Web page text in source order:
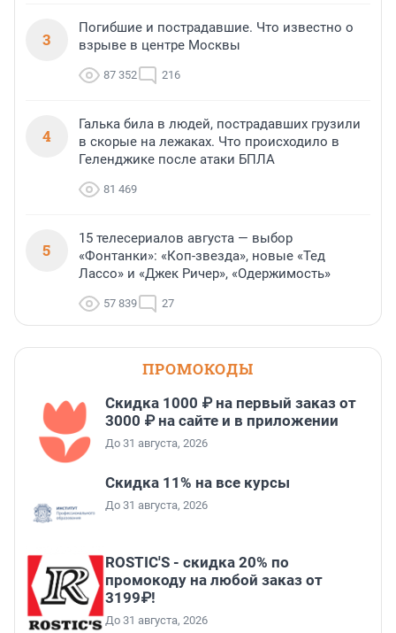
3
Погибшие и пострадавшие. Что известно о
взрыве в центре Москвы
87 352 216
4
Галька била в людей, пострадавших грузили
в скорые на лежаках. Что происходило в
Геленджике после атаки БПЛА
81 469
5
15 телесериалов августа — выбор
«Фонтанки»: «Коп-звезда», новые «Тед
Лассо» и «Джек Ричер», «Одержимость»
57 839 27
ПРОМОКОДЫ
Скидка 1000 ₽ на первый заказ от
3000 ₽ на сайте и в приложении
До 31 августа, 2026
Скидка 11% на все курсы
До 31 августа, 2026
ROSTIC'S - скидка 20% по
промокоду на любой заказ от
3199₽!
До 31 августа, 2026